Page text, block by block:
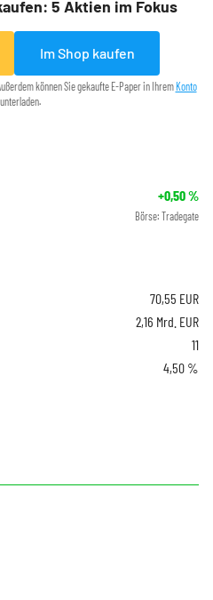
5 Aktien im Fokus
Im Shop kaufen
können Sie gekaufte E-Paper in Ihrem Konto
+0,50%
Börse: Tradegate
70,55 EUR
2,16 Mrd. EUR
11
4,50 %